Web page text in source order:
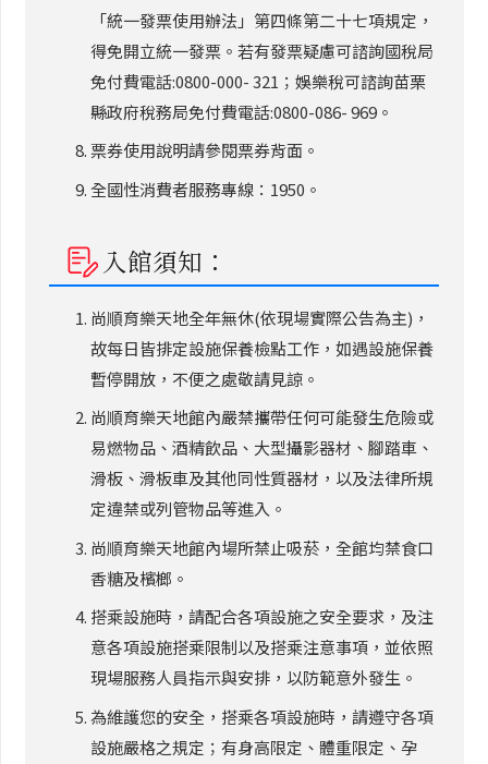
「統一發票使用辦法」第四條第二十七項規定，
得免開立統一發票。若有發票疑慮可諮詢國稅局
免付費電話:0800-000- 321；娛樂稅可諮詢苗栗
縣政府稅務局免付費電話:0800-086- 969。
票券使用說明請參閱票券背面。
全國性消費者服務專線：1950。
入館須知：
尚順育樂天地全年無休(依現場實際公告為主)，
故每日皆排定設施保養檢點工作，如遇設施保養
暫停開放，不便之處敬請見諒。
尚順育樂天地館內嚴禁攜帶任何可能發生危險或
易燃物品、酒精飲品、大型攝影器材、腳踏車、
滑板、滑板車及其他同性質器材，以及法律所規
定違禁或列管物品等進入。
尚順育樂天地館內場所禁止吸菸，全館均禁食口
香糖及檳榔。
搭乘設施時，請配合各項設施之安全要求，及注
意各項設施搭乘限制以及搭乘注意事項，並依照
現場服務人員指示與安排，以防範意外發生。
為維護您的安全，搭乘各項設施時，請遵守各項
設施嚴格之規定；有身高限定、體重限定、孕